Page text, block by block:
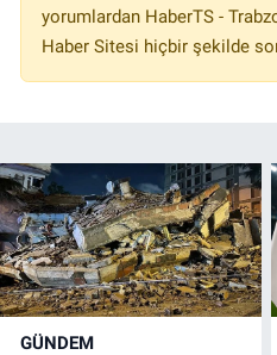
yorumlardan HaberTS -
Haber Sitesi hiçbir şekilde
GÜNDEM